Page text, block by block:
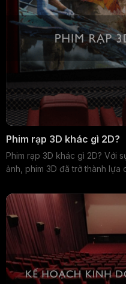
Phim rạp 3D khác gì 2D?
Phim rạp 3D khác gì 2D? Với
ảnh, phim 3D đã trở thành lựa